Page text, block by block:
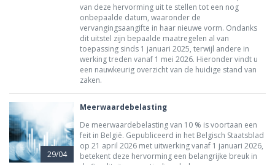
van deze hervorming uit te stellen tot een nog
onbepaalde datum, waaronder de
vervangingsaangifte in haar nieuwe vorm. Ondanks
dit uitstel zijn bepaalde maatregelen al van
toepassing sinds 1 januari 2025, terwijl andere in
werking treden vanaf 1 mei 2026. Hieronder vindt u
een nauwkeurig overzicht van de huidige stand van
zaken.
29/04
Meerwaardebelasting
De meerwaardebelasting van 10 % is voortaan een
feit in België. Gepubliceerd in het Belgisch Staatsblad
op 21 april 2026 met uitwerking vanaf 1 januari 2026,
betekent deze hervorming een belangrijke breuk in